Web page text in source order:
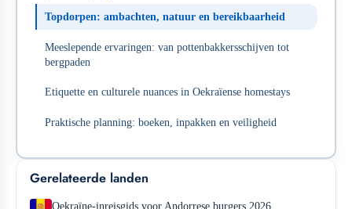
Topdorpen: ambachten, natuur en bereikbaarheid
Meeslepende ervaringen: van pottenbakkersschijven tot
bergpaden
Etiquette en culturele nuances in Oekraïense homestays
Praktische planning: boeken, inpakken en veiligheid
Gerelateerde landen
Oekraïne-inreisgids voor Andorrese burgers 2026